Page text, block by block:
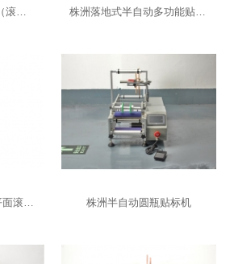
株洲落地式半自动上平面滚贴贴标机 株洲半自动圆瓶贴标机